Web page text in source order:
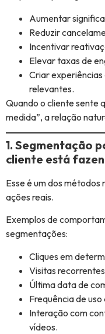
Aumentar
Reduzir
Incentivar
Elevar taxas de
Criar experiências
relevantes.
Quando o cliente sente
medida”, a relação
1. Segmentação
cliente está
Esse é um dos métodos
ações reais.
Exemplos de
segmentações:
Cliques em
Visitas
Última data de
Frequência de
Interação com
vídeos.